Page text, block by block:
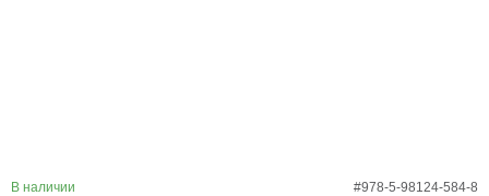
#978-5-98124-584-8
В наличии